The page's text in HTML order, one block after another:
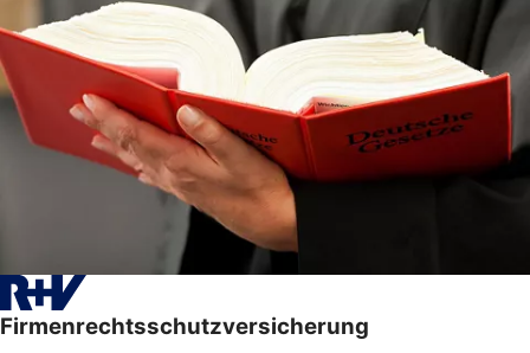
Firmenrechtsschutzversicherung